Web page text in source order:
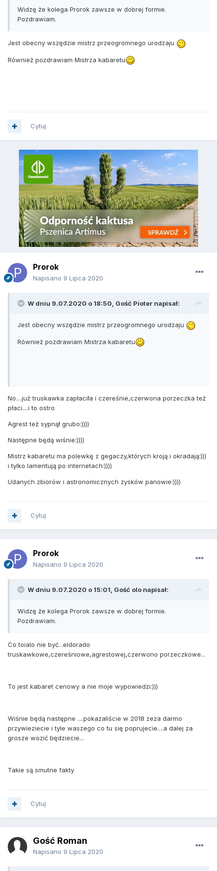
Widzę że kolega Prorok zawsze w dobrej formie.
Pozdrawiam.
Jest obecny wszędzie mistrz przeogromnego urodzaju
Również pozdrawiam Mistrza kabaretu
Cytuj
Prorok
Napisano 9 Lipca 2020
W dniu 9.07.2020 o 18:50, Gość Pioter napisał:
Jest obecny wszędzie mistrz przeogromnego urodzaju
Również pozdrawiam Mistrza kabaretu
No....już truskawka zapłaciła i czereśnie,czerwona porzeczka też
płaci....i to ostro
Agrest też sypnął grubo:))))
Następne będą wiśnie:))))
Mistrz kabaretu ma polewkę z gegaczy,których kroją i okradają:)))
i tylko lamentują po internetach:))))
Udanych zbiorów i astronomicznych zysków panowie:))))
Cytuj
Prorok
Napisano 9 Lipca 2020
W dniu 9.07.2020 o 15:01, Gość olo napisał:
Widzę że kolega Prorok zawsze w dobrej formie.
Pozdrawiam.
Co toialo nie być...eldorado
truskawkowe,czereśniowe,agrestowej,czerwono porzeczkowe...
To jest kabaret cenowy a nie moje wypowiedzi:)))
Wiśnie będą następne ....pokazaliście w 2018 zeza darmo
przywieziecie i tyle waszego co tu się poprujecie....a dalej za
grosze wozić będziecie...
Takie są smutne fakty
Cytuj
Gość Roman
Napisano 9 Lipca 2020